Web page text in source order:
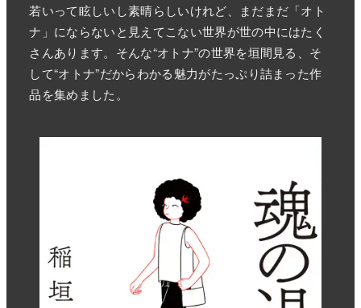
若いって眩しいし素晴らしいけれど、まだまだ「オト
ナ」にならないと見えてこない世界が世の中にはたく
さんあります。そんな“オトナ”の世界を垣間見る、そ
して“オトナ”だからわかる魅力がたっぷり詰まった作
品を集めました。